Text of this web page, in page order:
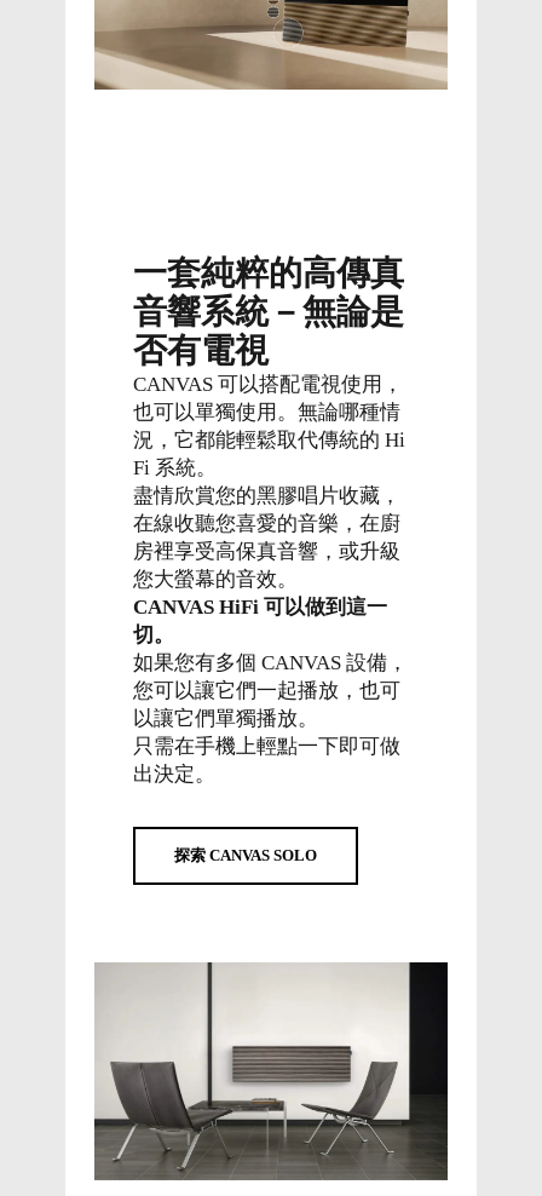
一套純粹的高傳真
音響系統－無論是
否有電視
CANVAS 可以搭配電視使用，
也可以單獨使用。無論哪種情
況，它都能輕鬆取代傳統的 Hi
Fi 系統。
盡情欣賞您的黑膠唱片收藏，
在線收聽您喜愛的音樂，在廚
房裡享受高保真音響，或升級
您大螢幕的音效。
CANVAS HiFi 可以做到這一
切。
如果您有多個 CANVAS 設備，
您可以讓它們一起播放，也可
以讓它們單獨播放。
只需在手機上輕點一下即可做
出決定。
探索 CANVAS SOLO